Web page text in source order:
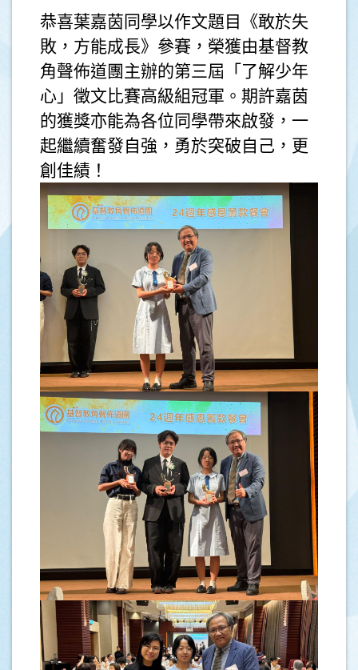
恭喜葉嘉茵同學以作文題目《敢於失
敗，方能成長》參賽，榮獲由基督教
角聲佈道團主辦的第三屆「了解少年
心」徵文比賽高級組冠軍。期許嘉茵
的獲獎亦能為各位同學帶來啟發，一
起繼續奮發自強，勇於突破自己，更
創佳績！